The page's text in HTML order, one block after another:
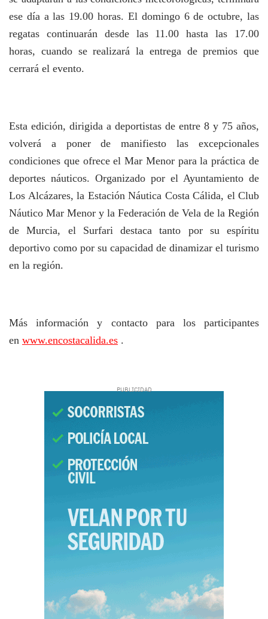
ese día a las 19.00 horas. El domingo 6 de octubre, las
regatas continuarán desde las 11.00 hasta las 17.00
horas, cuando se realizará la entrega de premios que
cerrará el evento.
Esta edición, dirigida a deportistas de entre 8 y 75 años,
volverá a poner de manifiesto las excepcionales
condiciones que ofrece el Mar Menor para la práctica de
deportes náuticos. Organizado por el Ayuntamiento de
Los Alcázares, la Estación Náutica Costa Cálida, el Club
Náutico Mar Menor y la Federación de Vela de la Región
de Murcia, el Surfari destaca tanto por su espíritu
deportivo como por su capacidad de dinamizar el turismo
en la región.
Más información y contacto para los participantes
en www.encostacalida.es .